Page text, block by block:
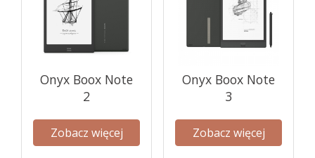
Onyx Boox Note
2
Zobacz więcej
Onyx Boox Note
3
Zobacz więcej